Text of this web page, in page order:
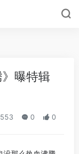
》曝特辑
553 0 0